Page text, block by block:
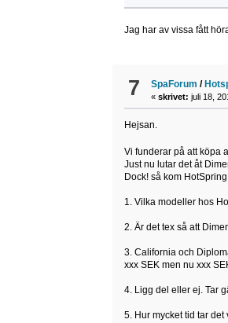
Jag har av vissa fått
7 SpaForum /
«skrivet: juli 18,
Hejsan.
Vi funderar på att köpa
Just nu lutar det åt
Dock! så kom
1. Vilka modeller hos
2. Är det tex så att
3. California och
xxx SEK men nu xxx
4. Ligg del eller ej. Tar
5. Hur mycket tid tar